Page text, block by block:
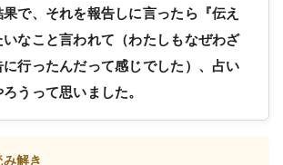
で、それを報告しに言ったら『伝え
なこと言われて（わたしもなぜわざ
行ったんだって感じでした）、占い
うって思いました。
解き